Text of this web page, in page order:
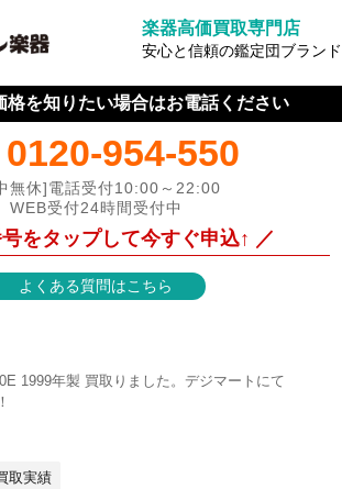
楽器高価買取専門店
安心と信頼の鑑定団ブランド
格を知りたい場合はお電話ください
0120-954-550
無休]電話受付10:00～22:00
WEB受付24時間受付中
をタップして今すぐ申込↑ ／
よくある質問はこちら
1999年製 買取りました。デジマートにて
取実績